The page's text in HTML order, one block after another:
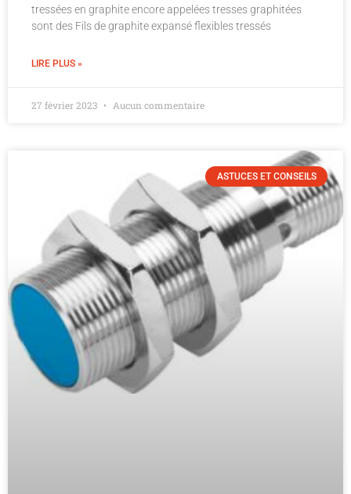
tressées en graphite encore appelées tresses graphitées
sont des Fils de graphite expansé flexibles tressés
LIRE PLUS »
27 février 2023 Aucun commentaire
ASTUCES ET CONSEILS